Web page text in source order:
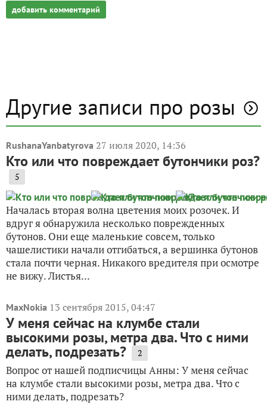
добавить комментарий
Другие записи про розы
RushanaYanbatyrova 27 июля 2020, 14:36
Кто или что повреждает бутончики роз?
5
Началась вторая волна цветения моих розочек. И
вдруг я обнаружила несколько поврежденных
бутонов. Они еще маленькие совсем, только
чашелистики начали отгибаться, а вершинка бутонов
стала почти черная. Никакого вредителя при осмотре
не вижу. Листья...
MaxNokia 13 сентября 2015, 04:47
У меня сейчас на клумбе стали
высокими розы, метра два. Что с ними
делать, подрезать? 2
Вопрос от нашей подписчицы Анны: У меня сейчас
на клумбе стали высокими розы, метра два. Что с
ними делать, подрезать?